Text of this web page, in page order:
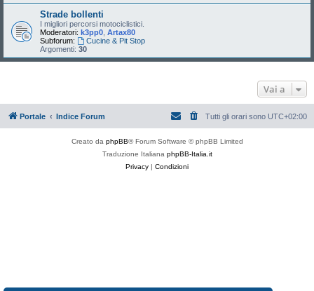
Strade bollenti
I migliori percorsi motociclistici.
Moderatori: k3pp0 Artax80
Subforum:
Cucine & Pit Stop
Argomenti: 30
Vai a
Portale Indice Forum Tutti gli orari sono UTC+02:00
Creato da phpBB® Forum Software © phpBB Limited
Traduzione Italiana phpBB-Italia.it
Privacy | Condizioni